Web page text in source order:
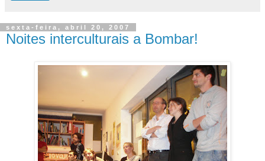
sexta-feira, abril 20, 2007
Noites interculturais a Bombar!